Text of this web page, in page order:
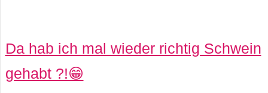
Da hab ich mal wieder richtig Schwein
gehabt ?!😁